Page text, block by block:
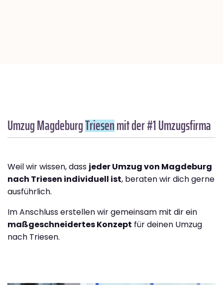
Umzug MagdeburgTriesenmit der #1 Umzugsfirma
Weil wir wissen, dass jeder Umzug von Magdeburg
nach Triesen individuell ist, beraten wir dich gerne
ausführlich.
Im Anschluss erstellen wir gemeinsam mit dir ein
maßgeschneidertes Konzept für deinen Umzug
nach Triesen.